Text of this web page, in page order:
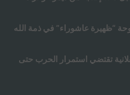
“ظهيرة عاشوراء” في ذمة الله
تقتضي استمرار الحرب حتى